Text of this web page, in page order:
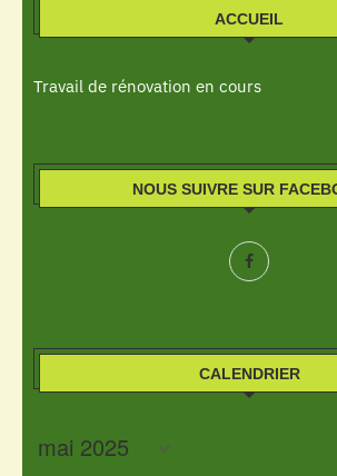
ACCUEIL
Travail de rénovation en cours
NOUS SUIVRE SUR
CALENDRIER